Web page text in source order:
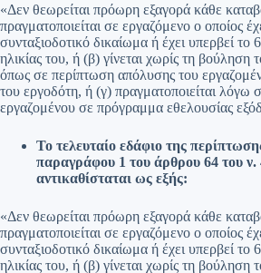
«Δεν θεωρείται πρόωρη εξαγορά κάθε
πραγματοποιείται σε εργαζόμενο ο οποίος
συνταξιοδοτικό δικαίωμα ή έχει υπερβεί το
ηλικίας του, ή (β) γίνεται χωρίς τη βούληση
όπως σε περίπτωση απόλυσης του
του εργοδότη, ή (γ) πραγματοποιείται λόγω
εργαζομένου σε πρόγραμμα εθελουσίας
Το τελευταίο εδάφιο της
παραγράφου 1 του άρθρου 64 του ν.
αντικαθίσταται ως εξής:
«Δεν θεωρείται πρόωρη εξαγορά κάθε
πραγματοποιείται σε εργαζόμενο ο οποίος
συνταξιοδοτικό δικαίωμα ή έχει υπερβεί το
ηλικίας του, ή (β) γίνεται χωρίς τη βούληση